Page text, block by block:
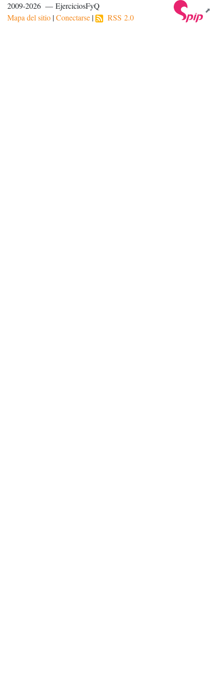
2009-2026 — EjerciciosFyQ
Mapa del sitio |Conectarse | RSS 2.0